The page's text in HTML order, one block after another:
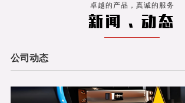
卓越的产品，真诚的服务
新闻 . 动态
公司动态